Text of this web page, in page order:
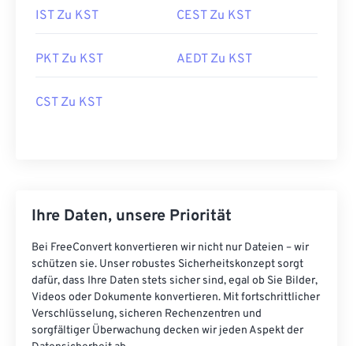
IST Zu KST CEST Zu KST
PKT Zu KST AEDT Zu KST
CST Zu KST
Ihre Daten, unsere Priorität
Bei FreeConvert konvertieren wir nicht nur Dateien – wir
schützen sie. Unser robustes Sicherheitskonzept sorgt
dafür, dass Ihre Daten stets sicher sind, egal ob Sie Bilder,
Videos oder Dokumente konvertieren. Mit fortschrittlicher
Verschlüsselung, sicheren Rechenzentren und
sorgfältiger Überwachung decken wir jeden Aspekt der